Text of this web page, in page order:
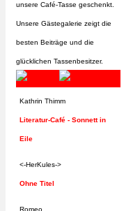
unsere Café-Tasse geschenkt.
Unsere Gästegalerie zeigt die
besten Beiträge und die
glücklichen Tassenbesitzer.
Kathrin Thimm
Literatur-Café - Sonnett in
Eile
<-HerKules->
Ohne Titel
Romeo